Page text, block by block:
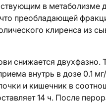
в метаболизме
преобладающей
клиренса из
снижается двухфазно.
внутрь в дозе 0.1
и кишечник в
14 ч. После